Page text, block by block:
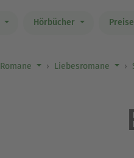
Hörbücher Preise
Romane Liebesromane